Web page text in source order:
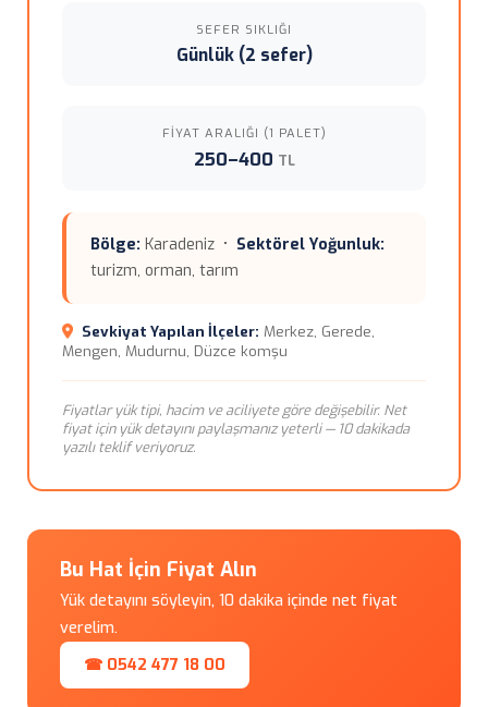
SEFER SIKLIĞI
Günlük (2 sefer)
FIYAT ARALIĞI (1 PALET)
250–400 TL
Bölge: Karadeniz • Sektörel Yoğunluk:
turizm, orman, tarım
Sevkiyat Yapılan İlçeler: Merkez, Gerede,
Mengen, Mudurnu, Düzce komşu
Fiyatlar yük tipi, hacim ve aciliyete göre değişebilir. Net
fiyat için yük detayını paylaşmanız yeterli — 10 dakikada
yazılı teklif veriyoruz.
Bu Hat İçin Fiyat Alın
Yük detayını söyleyin, 10 dakika içinde net fiyat
verelim.
☎ 0542 477 18 00